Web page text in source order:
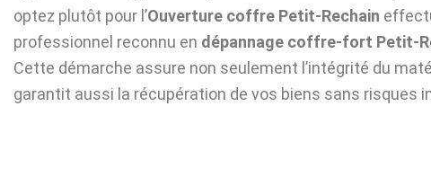
optez plutôt pour l’Ouverture coffre Petit-Rechain
professionnel reconnu en dépannage coffre-fort Petit-
Cette démarche assure non seulement l’intégrité du
garantit aussi la récupération de vos biens sans risques